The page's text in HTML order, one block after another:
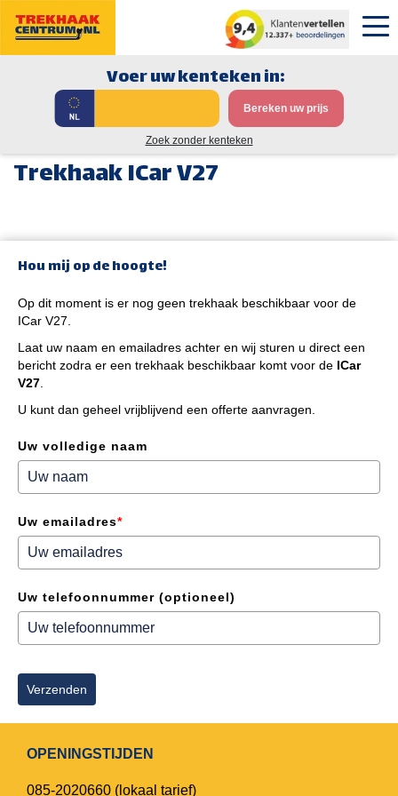
Voer uw kenteken in:
Bereken uw prijs
Zoek zonder kenteken
Trekhaak ICar V27
Hou mij op de hoogte!
Op dit moment is er nog geen trekhaak beschikbaar voor de
ICar V27.
Laat uw naam en emailadres achter en wij sturen u direct een
bericht zodra er een trekhaak beschikbaar komt voor de ICar
V27
U kunt dan geheel vrijblijvend een offerte aanvragen.
Uw volledige naam
Uw emailadres*
Uw telefoonnummer (optioneel)
Verzenden
OPENINGSTIJDEN
085-2020660 (lokaal tarief)